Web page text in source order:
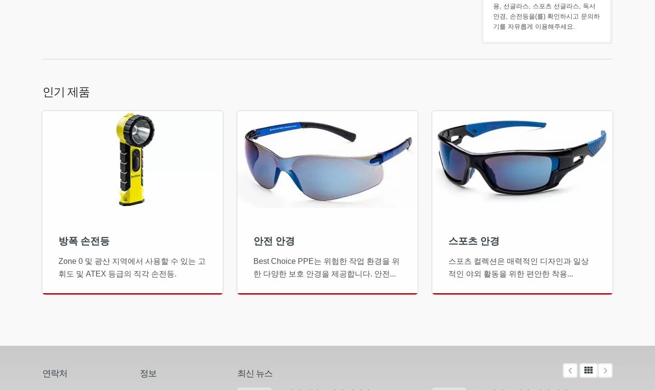
용, 선글라스, 스포츠 선글라스, 독서
안경 , 손전등을(를) 확인하시고 문의하
기 를 자유롭게 이용해주세요.
인기 제품
방폭 손전등
Zone 0 및 광산 지역에서 사용할 수 있는 고
휘도 및 ATEX 등급의 직각 손전등.
안전 안경
Best Choice PPE는 위험한 작업 환경을 위
한 다양한 보호 안경을 제공합니다. 안전...
스포츠 안경
스포츠 컬렉션은 매력적인 디자인과 일상
적인 야외 활동을 위한 편안한 착용...
연락처 정보 최신 뉴스